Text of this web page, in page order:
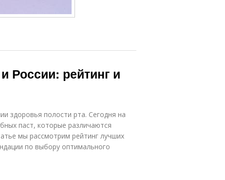
России: рейтинг и
здоровья полости рта. Сегодня на
паст, которые различаются
мы рассмотрим рейтинг лучших
по выбору оптимального